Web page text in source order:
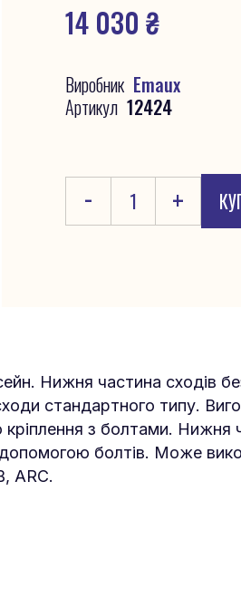
14 030 ₴
Виробник Emaux
Артикул 12424
- +
Нижня частина сходів
стандартного типу.
з болтами. Нижня
болтів. Може
ARC.